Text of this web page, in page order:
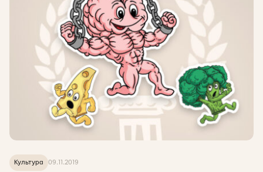
Культура 09.11.2019